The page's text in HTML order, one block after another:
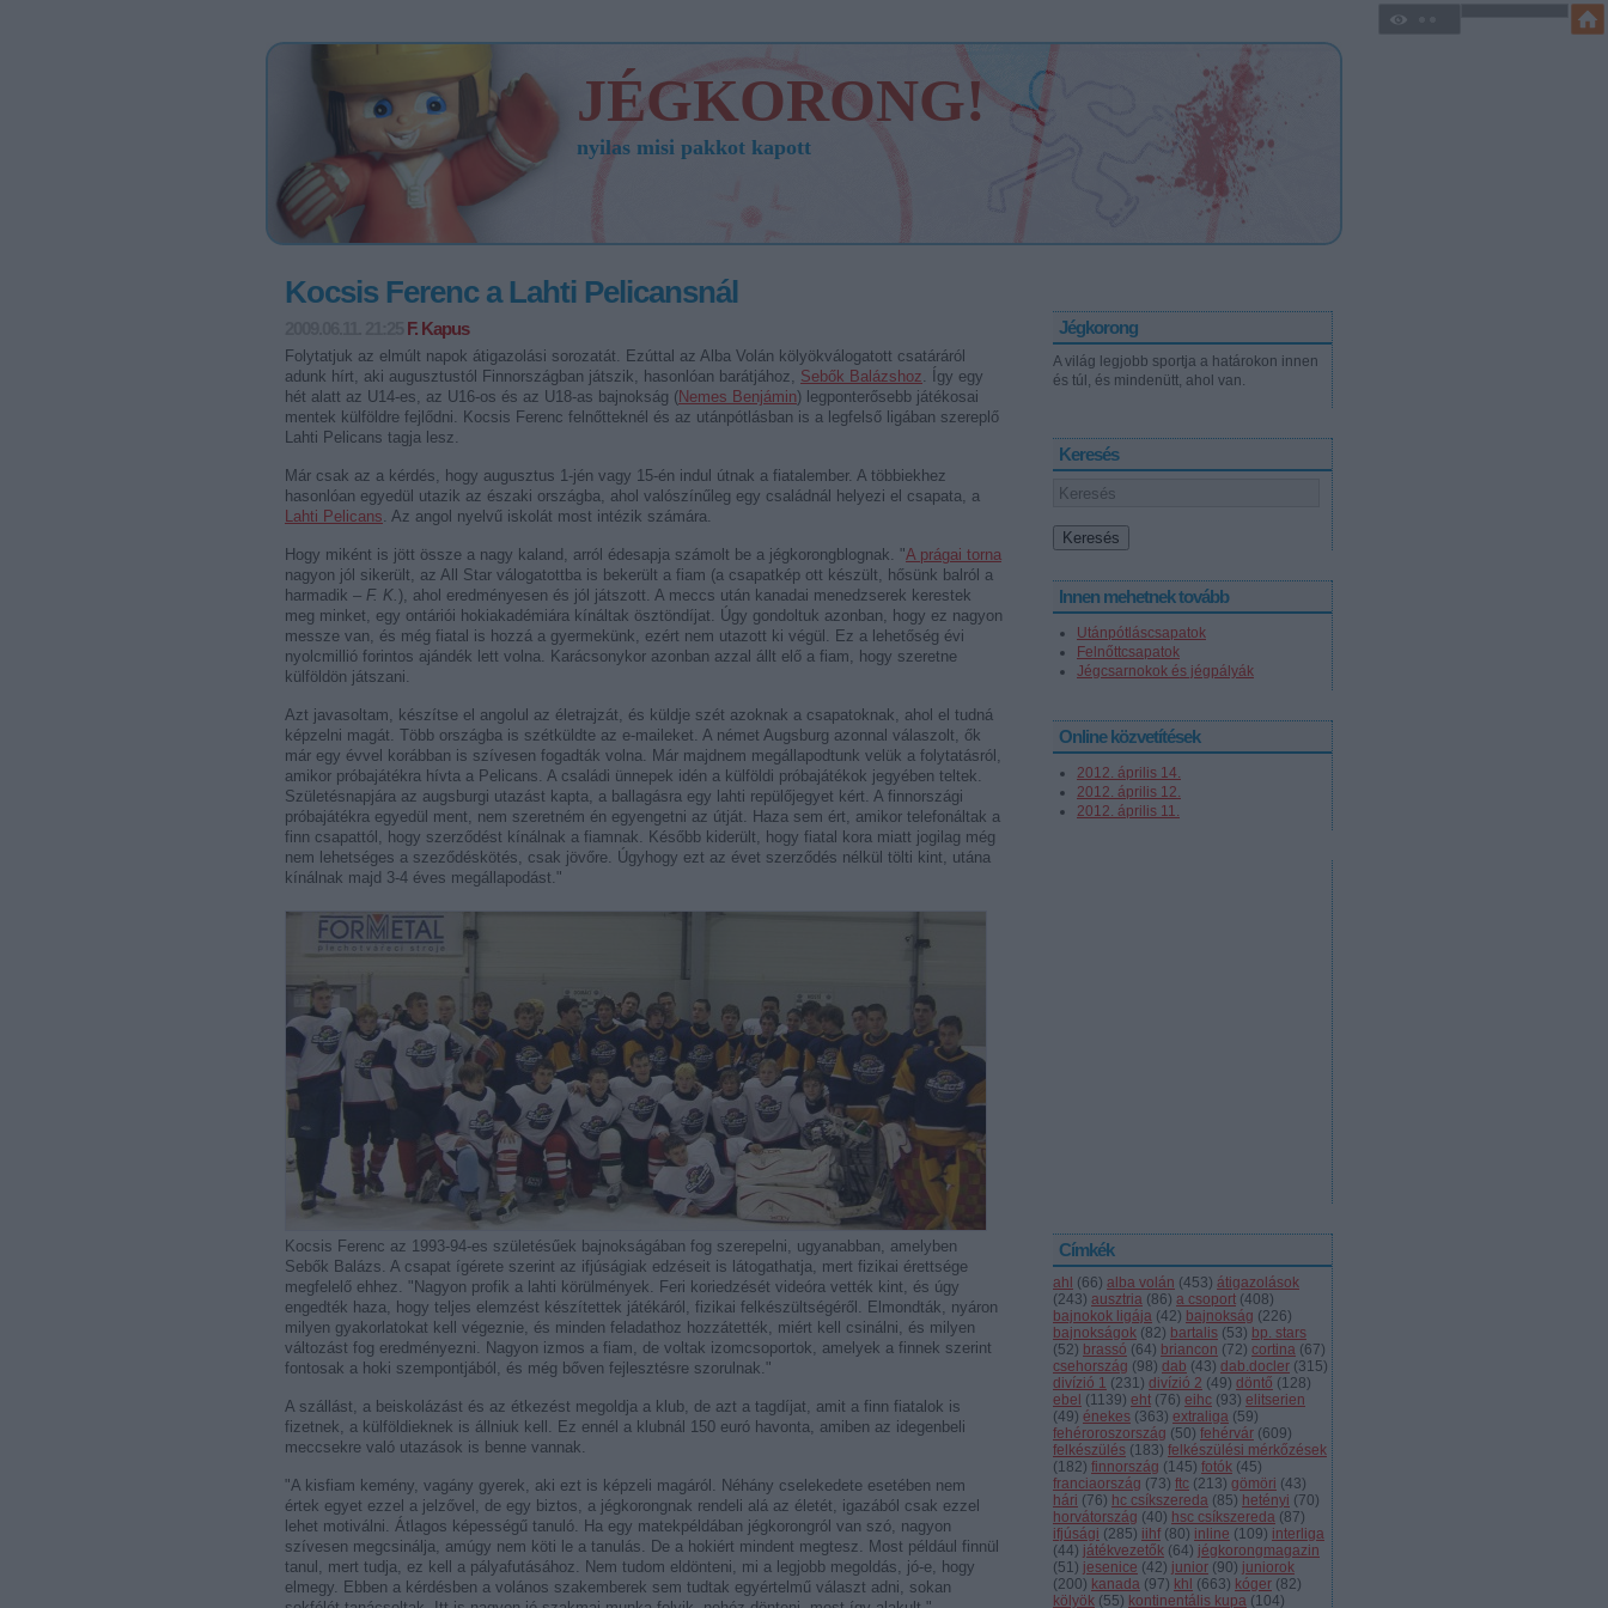
JÉGKORONG!
nyilas misi pakkot kapott
Jégkorong
A világ legjobb sportja a határokon innen
és túl, és mindenütt, ahol van.
Keresés
Innen mehetnek tovább
Utánpótláscsapatok
Felnőttcsapatok
Jégcsarnokok és jégpályák
Online közvetítések
2012. április 14.
2012. április 12.
2012. április 11.
Címkék
ahl (66) alba volán (453) átigazolások
(243) ausztria (86) a csoport (408)
bajnokok ligája (42) bajnokság (226)
bajnokságok (82) bartalis (53) bp. stars
(52) brassó (64) briancon (72) cortina (67)
csehország (98) dab (43) dab.docler (315)
divízió 1 (231) divízió 2 (49) döntő (128)
ebel (1139) eht (76) eihc (93) elitserien
(49) énekes (363) extraliga (59)
fehéroroszország (50) fehérvár (609)
felkészülés (183) felkészülési mérkőzések
(182) finnország (145) fotók (45)
franciaország (73) ftc (213) gömöri (43)
hári (76) hc csíkszereda (85) hetényi (70)
horvátország (40) hsc csíkszereda (87)
ifjúsági (285) iihf (80) inline (109) interliga
(44) játékvezetők (64) jégkorongmagazin
(51) jesenice (42) junior (90) juniorok
(200) kanada (97) khl (663) kóger (82)
kölyök (55) kontinentális kupa (104)
Kocsis Ferenc a Lahti Pelicansnál
F. Kapus
Folytatjuk az elmúlt napok átigazolási sorozatát. Ezúttal az Alba Volán kölyökválogatott csatáráról
adunk hírt, aki augusztustól Finnországban játszik, hasonlóan barátjához, Sebők Balázshoz. Így egy
hét alatt az U14-es, az U16-os és az U18-as bajnokság (Nemes Benjámin) legponterősebb játékosai
mentek külföldre fejlődni. Kocsis Ferenc felnőtteknél és az utánpótlásban is a legfelső ligában szereplő
Lahti Pelicans tagja lesz.
Már csak az a kérdés, hogy augusztus 1-jén vagy 15-én indul útnak a fiatalember. A többiekhez
hasonlóan egyedül utazik az északi országba, ahol valószínűleg egy családnál helyezi el csapata, a
Lahti Pelicans. Az angol nyelvű iskolát most intézik számára.
Hogy miként is jött össze a nagy kaland, arról édesapja számolt be a jégkorongblognak. "A prágai torna
nagyon jól sikerült, az All Star válogatottba is bekerült a fiam (a csapatkép ott készült, hősünk balról a
harmadik – F. K.), ahol eredményesen és jól játszott. A meccs után kanadai menedzserek kerestek
meg minket, egy ontáriói hokiakadémiára kínáltak ösztöndíjat. Úgy gondoltuk azonban, hogy ez nagyon
messze van, és még fiatal is hozzá a gyermekünk, ezért nem utazott ki végül. Ez a lehetőség évi
nyolcmillió forintos ajándék lett volna. Karácsonykor azonban azzal állt elő a fiam, hogy szeretne
külföldön játszani.
Azt javasoltam, készítse el angolul az életrajzát, és küldje szét azoknak a csapatoknak, ahol el tudná
képzelni magát. Több országba is szétküldte az e-maileket. A német Augsburg azonnal válaszolt, ők
már egy évvel korábban is szívesen fogadták volna. Már majdnem megállapodtunk velük a folytatásról,
amikor próbajátékra hívta a Pelicans. A családi ünnepek idén a külföldi próbajátékok jegyében teltek.
Születésnapjára az augsburgi utazást kapta, a ballagásra egy lahti repülőjegyet kért. A finnországi
próbajátékra egyedül ment, nem szeretném én egyengetni az útját. Haza sem ért, amikor telefonáltak a
finn csapattól, hogy szerződést kínálnak a fiamnak. Később kiderült, hogy fiatal kora miatt jogilag még
nem lehetséges a szeződéskötés, csak jövőre. Úgyhogy ezt az évet szerződés nélkül tölti kint, utána
kínálnak majd 3-4 éves megállapodást."
Kocsis Ferenc az 1993-94-es születésűek bajnokságában fog szerepelni, ugyanabban, amelyben
Sebők Balázs. A csapat ígérete szerint az ifjúságiak edzéseit is látogathatja, mert fizikai érettsége
megfelelő ehhez. "Nagyon profik a lahti körülmények. Feri koriedzését videóra vették kint, és úgy
engedték haza, hogy teljes elemzést készítettek játékáról, fizikai felkészültségéről. Elmondták, nyáron
milyen gyakorlatokat kell végeznie, és minden feladathoz hozzátették, miért kell csinálni, és milyen
változást fog eredményezni. Nagyon izmos a fiam, de voltak izomcsoportok, amelyek a finnek szerint
fontosak a hoki szempontjából, és még bőven fejlesztésre szorulnak."
A szállást, a beiskolázást és az étkezést megoldja a klub, de azt a tagdíjat, amit a finn fiatalok is
fizetnek, a külföldieknek is állniuk kell. Ez ennél a klubnál 150 euró havonta, amiben az idegenbeli
meccsekre való utazások is benne vannak.
"A kisfiam kemény, vagány gyerek, aki ezt is képzeli magáról. Néhány cselekedete esetében nem
értek egyet ezzel a jelzővel, de egy biztos, a jégkorongnak rendeli alá az életét, igazából csak ezzel
lehet motiválni. Átlagos képességű tanuló. Ha egy matekpéldában jégkorongról van szó, nagyon
szívesen megcsinálja, amúgy nem köti le a tanulás. De a hokiért mindent megtesz. Most például finnül
tanul, mert tudja, ez kell a pályafutásához. Nem tudom eldönteni, mi a legjobb megoldás, jó-e, hogy
elmegy. Ebben a kérdésben a volános szakemberek sem tudtak egyértelmű választ adni, sokan